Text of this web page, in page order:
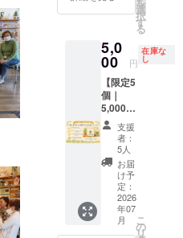
面の掲
り長く
続けた
いと考
えてお
ります
が、現
時点で
は2026
年8月1
日〜
2026年
12月31
日を予
定して
希望さ
は、お
手数で
すが
【希望
なし】
とご記
入くだ
さい。
さら
に、豊
四季台
地域活
動館オ
リジナ
ルグッ
掲載予
定のお
ご入力
くださ
い。 ※
掲載を
希望さ
れない
場合
は、お
手数で
すが
【希望
なし】
プロ
ジェク
ト終了
後に
メール
にて調
整させ
ていた
だきま
す。 ※
限定10
団体と
なりま
す。 ま
た、ご
す。 カ
レン
毎月約
300枚を
地域の
皆さま
へ配付
してお
り、オ
ンライ
ンでも
掲載い
たしま
す。 地
域に寄
り添う
企業・
のメッ
セージ
りしま
す。 さ
らに、
地域活
動館で
毎月配
付して
いるカ
レン
ダーの
裏面
に、企
業・団
体様の
広告を1
選
択
す
る
5,0
00 円
在庫な
し
【限定5
個｜
5,000円
｜応援
の気持
ちを形
に】 感
謝の気
持ちを
込めた
お礼の
メッ
支援
者：
5人
お届
け予
定：
2026
年07
月
こ
の
リ